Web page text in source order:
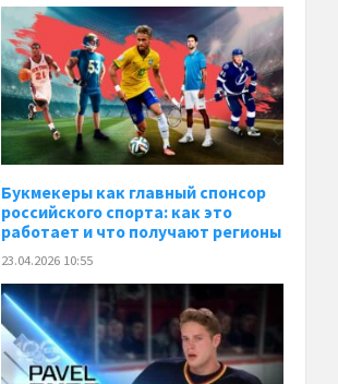
Букмекеры как главный спонсор
российского спорта: как это
работает и что получают регионы
23.04.2026 10:55